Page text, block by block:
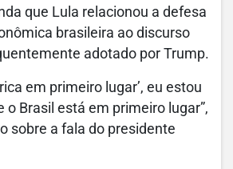
que Lula relacionou a defesa
brasileira ao discurso
adotado por Trump.
em primeiro lugar’, eu estou
o Brasil está em primeiro lugar”,
sobre a fala do presidente